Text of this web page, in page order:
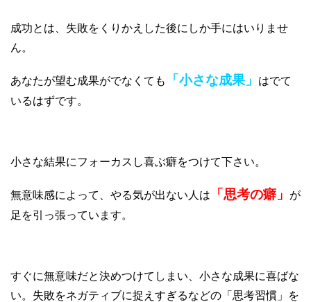
成功とは、失敗をくりかえした後にしか手にはいりませ
ん。
あなたが望む成果がでなくても 「小さな成果」
はでて
いるはずです。
小さな結果にフォーカスし喜ぶ癖をつけて下さい。
無意味感によって、やる気が出ない人は 「思考の癖」
が
足を引っ張っています。
すぐに無意味だと決めつけてしまい、小さな成果に喜ばな
い。失敗をネガティブに捉えすぎるなどの「思考習慣」を